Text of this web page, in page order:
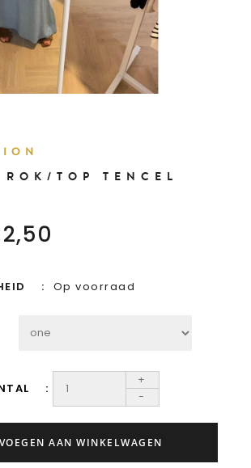
TOP TENCEL
Op voorraad
+
-
AAN WINKELWAGEN